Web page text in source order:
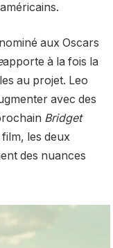
aux Oscars
apporte à la fois la
au projet. Leo
avec des
Bridget
les deux
des nuances